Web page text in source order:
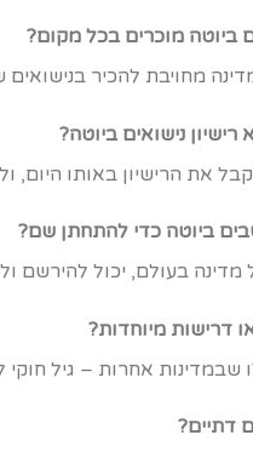
ביוטה מוכרים בכל מקום?
מחויבת להכיר
נישואים ביוטה?
את הרישיון באותו היום,
ביוטה כדי להתחתן שם?
בעולם, יכול להירשם
דרישות מיוחדות?
אחרות – גיל חוקי
דתיים?